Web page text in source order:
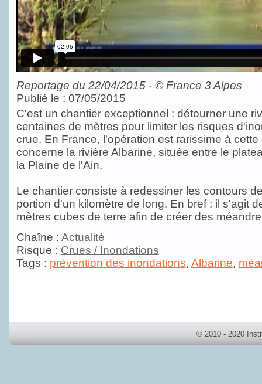
Reportage du 22/04/2015- © France 3 Alpes
Publié le : 07/05/2015
C'est un chantier exceptionnel : détourner une
centaines de mètres pour limiter les risques
crue. En France, l'opération est rarissime à cette
concerne la rivière Albarine, située entre le
la Plaine de l'Ain.
Le chantier consiste à redessiner les contours
portion d'un kilomètre de long. En bref : il s'agit
mètres cubes de terre afin de créer des
Chaîne : Actualité
Risque : Crues / Inondations
Tags : prévention des inondations, Albarine,
© 2010 - 2020